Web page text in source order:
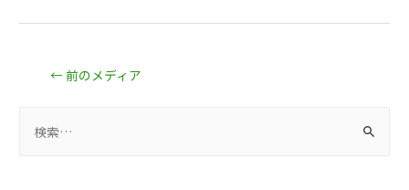
←前のメディア